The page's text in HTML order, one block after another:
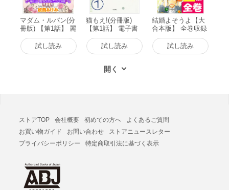
マダム・ルパン(分
冊版) 【第1話】 麗
人はふたつの顔 電
子書籍版試し読み
猫もえ!(分冊版)
【第1話】 電子書
籍版
試し読み
結婚よそうよ【大
合本版】 全巻収録
電子書籍版
試し読み
ストアTOP 会社概要 初めての方へ
よくあるご質問
お買い物ガイド
お問い合わせ
ストアニュースレター
プライバシーポリシー
特定商取引法に基づく表示